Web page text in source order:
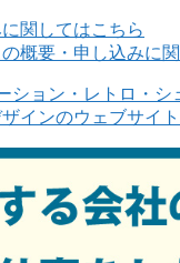
概要・申し込みに
インのウェブサイ